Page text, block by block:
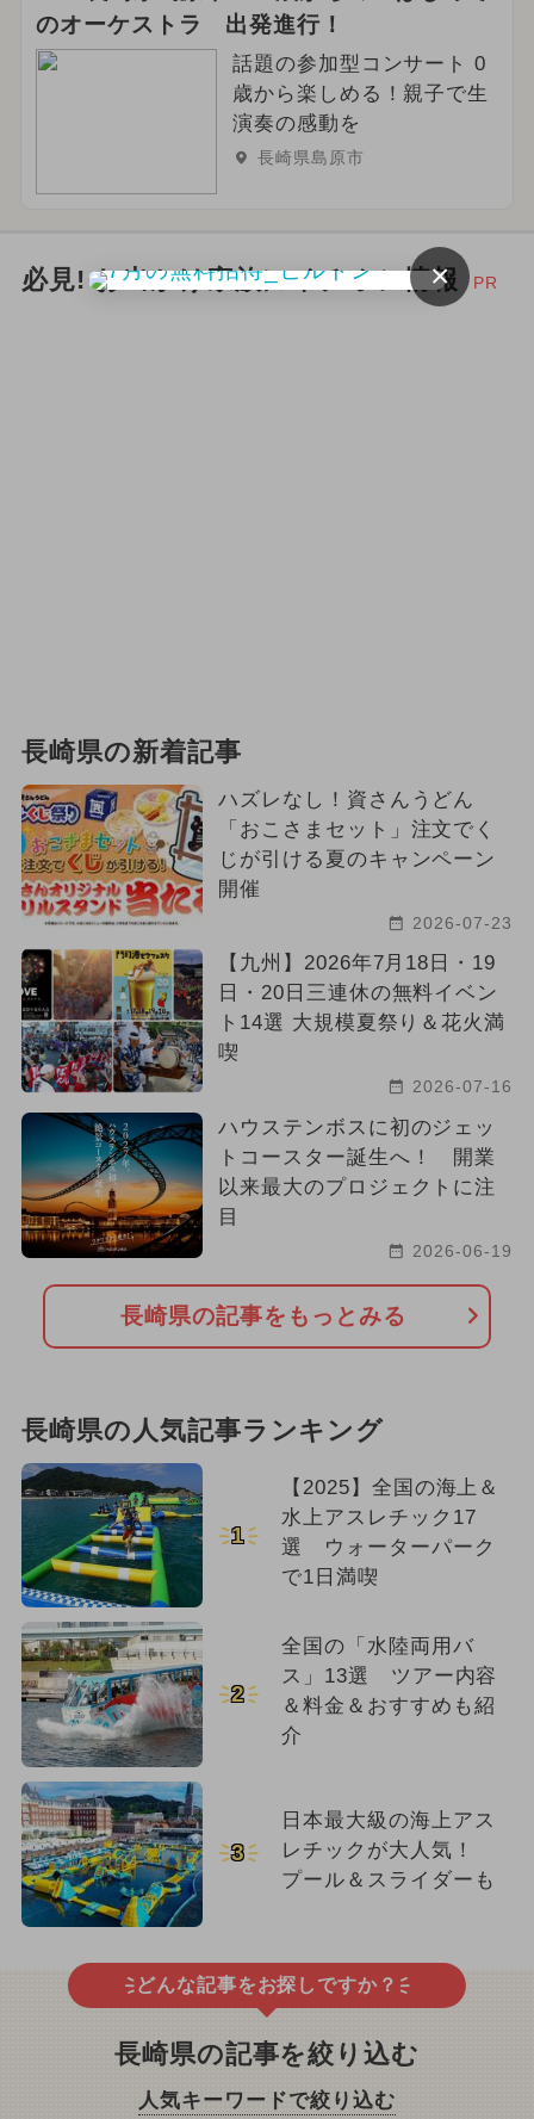
のオーケストラ 出発進行！
話題の参加型コンサート 0
歳から楽しめる！親子で生
演奏の感動を
長崎県島原市
必見! お出かけ家族にイチオシ情報 PR
長崎県の新着記事
ハズレなし！資さんうどん
「おこさまセット」注文でく
じが引ける夏のキャンペーン
開催
2026-07-23
【九州】2026年7月18日・19
日・20日三連休の無料イベン
ト14選 大規模夏祭り＆花火満
喫
2026-07-16
ハウステンボスに初のジェッ
トコースター誕生へ！ 開業
以来最大のプロジェクトに注
目
2026-06-19
長崎県の記事をもっとみる
長崎県の人気記事ランキング
1
【2025】全国の海上＆
水上アスレチック17
選 ウォーターパーク
で1日満喫
2
全国の「水陸両用バ
ス」13選 ツアー内容
＆料金＆おすすめも紹
介
3
日本最大級の海上アス
レチックが大人気！
プール＆スライダーも
どんな記事をお探しですか？
長崎県の記事を絞り込む
人気キーワードで絞り込む
×